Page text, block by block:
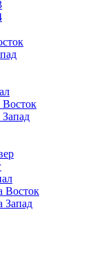
Восток
Запад
Восток
Запад